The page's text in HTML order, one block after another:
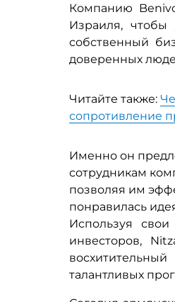
Компанию
Израиля,
собственный
доверенных
Читайте также:
сопротивление
Именно он
сотрудникам
позволяя им
понравилась
Используя
инвесторов,
талантливых